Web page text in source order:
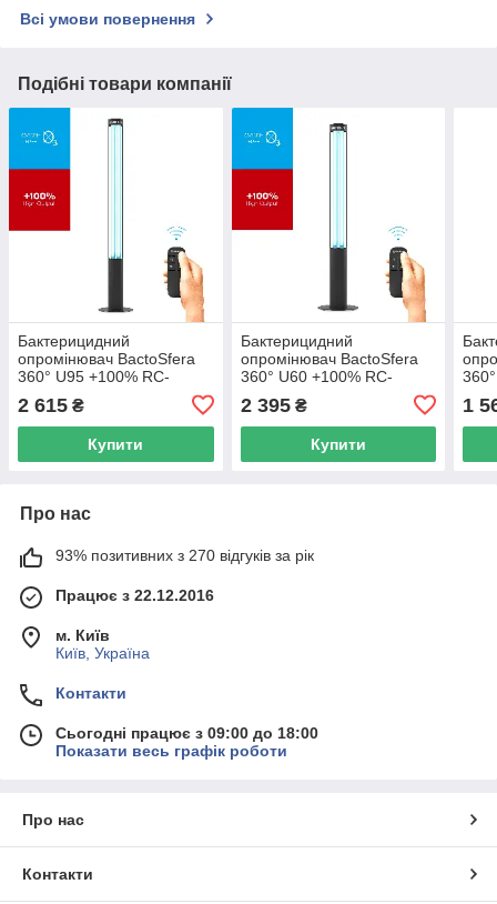
Всі умови повернення
Подібні товари компанії
Бактерицидний
опромінювач BactoSfera
360° U95 +100% RC-
2 615 ₴
Купити
Бактерицидний
опромінювач BactoSfera
360° U60 +100% RC-
2 395₴
Купити
1
Про нас
93% позитивних з 270 відгуків за рік
Працює з 22.12.2016
м. Київ
Київ, Україна
Контакти
Сьогодні працює з 09:00 до 18:00
Показати весь графік роботи
Про нас
Контакти